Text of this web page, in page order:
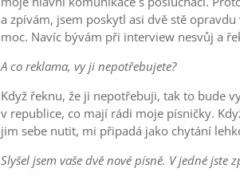
a zpívám, jsem poskytl asi dvě stě
moc. Navíc bývám při interview nesvůj a
A co reklama, vy ji nepotřebujete?
Když řeknu, že ji nepotřebuji, tak to bude
v republice, co mají rádi moje písničky.
jim sebe nutit, mi připadá jako chytání
Slyšel jsem vaše dvě nové písně. V jedné